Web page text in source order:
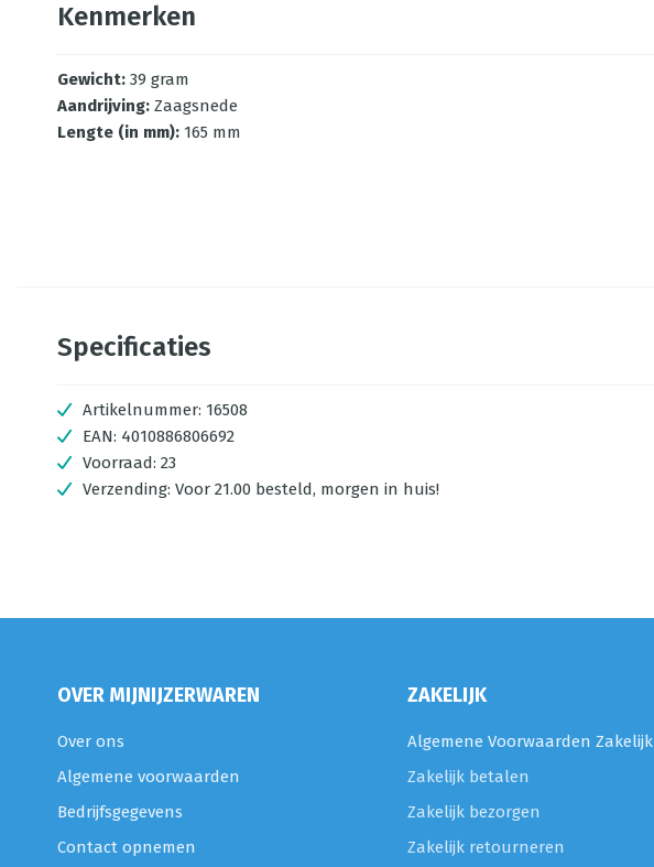
Kenmerken
Gewicht: 39 gram
Aandrijving: Zaagsnede
Lengte (in mm): 165 mm
Specificaties
Artikelnummer: 16508
EAN: 4010886806692
Voorraad: 23
Verzending: Voor 21.00 besteld, morgen in huis!
OVER MIJNIJZERWAREN
Over ons
Algemene voorwaarden
Bedrijfsgegevens
Contact opnemen
ZAKELIJK
Algemene Voorwaarden Zakelijk
Zakelijk betalen
Zakelijk bezorgen
Zakelijk retourneren